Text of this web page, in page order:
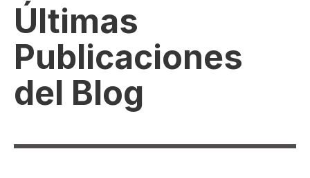
Últimas
Publicaciones
del Blog